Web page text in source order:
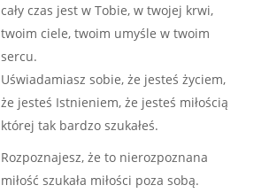
cały czas jest w Tobie, w twojej krwi,
twoim ciele, twoim umyśle w twoim
sercu.
Uświadamiasz sobie, że jesteś życiem,
że jesteś Istnieniem, że jesteś miłością
której tak bardzo szukałeś.
Rozpoznajesz, że to nierozpoznana
miłość szukała miłości poza sobą.